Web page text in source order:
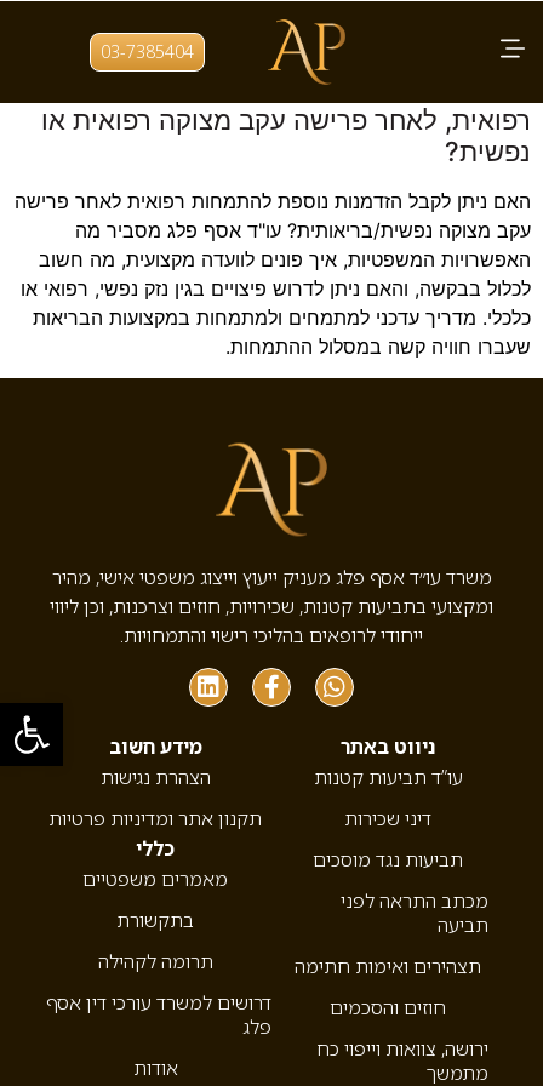
פתח
03-7385404 תגית: ייעוץ משפטי למתמחים
איך אפשר לקבל הזדמנות נוספת להתמחות
רפואית, לאחר פרישה עקב מצוקה רפואית או
נפשית?
האם ניתן לקבל הזדמנות נוספת להתמחות רפואית לאחר פרישה
עקב מצוקה נפשית/בריאותית? עו"ד אסף פלג מסביר מה
האפשרויות המשפטיות, איך פונים לוועדה מקצועית, מה חשוב
לכלול בבקשה, והאם ניתן לדרוש פיצויים בגין נזק נפשי, רפואי או
כלכלי. מדריך עדכני למתמחים ולמתמחות במקצועות הבריאות
שעברו חוויה קשה במסלול ההתמחות.
משרד עו״ד אסף פלג מעניק ייעוץ וייצוג משפטי אישי, מהיר
ומקצועי בתביעות קטנות, שכירויות, חוזים וצרכנות, וכן ליווי
ייחודי לרופאים בהליכי רישוי והתמחויות.
ניווט באתר
עו”ד תביעות קטנות
דיני שכירות
תביעות נגד מוסכים
מכתב התראה לפני
תביעה
תצהירים ואימות חתימה
חוזים והסכמים
ירושה, צוואות וייפוי כח
מתמשך
מידע חשוב
הצהרת נגישות
תקנון אתר ומדיניות פרטיות
כללי
מאמרים משפטיים
בתקשורת
תרומה לקהילה
דרושים למשרד עורכי דין אסף
פלג
אודות